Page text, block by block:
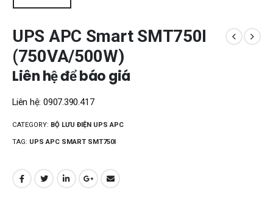
UPS APC Smart SMT750I
(750VA/500W)
Liên hệ để báo giá
Liên hệ: 0907.390.417
CATEGORY: BỘ LƯU ĐIỆN UPS APC
TAG: UPS APC SMART SMT750I